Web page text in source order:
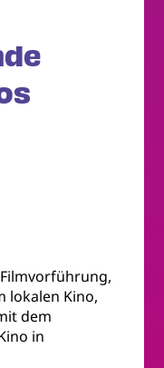
lokalen Kino,
dem
in